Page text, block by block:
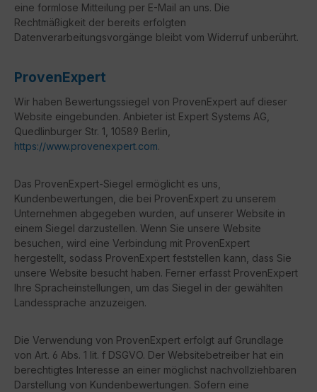
eine formlose Mitteilung per E-Mail an uns. Die
Rechtmäßigkeit der bereits erfolgten
Datenverarbeitungsvorgänge bleibt vom Widerruf unberührt.
ProvenExpert
Wir haben Bewertungssiegel von ProvenExpert auf dieser
Website eingebunden. Anbieter ist Expert Systems AG,
Quedlinburger Str. 1, 10589 Berlin,
https://www.provenexpert.com.
Das ProvenExpert-Siegel ermöglicht es uns,
Kundenbewertungen, die bei ProvenExpert zu unserem
Unternehmen abgegeben wurden, auf unserer Website in
einem Siegel darzustellen. Wenn Sie unsere Website
besuchen, wird eine Verbindung mit ProvenExpert
hergestellt, sodass ProvenExpert feststellen kann, dass Sie
unsere Website besucht haben. Ferner erfasst ProvenExpert
Ihre Spracheinstellungen, um das Siegel in der gewählten
Landessprache anzuzeigen.
Die Verwendung von ProvenExpert erfolgt auf Grundlage
von Art. 6 Abs. 1 lit. f DSGVO. Der Websitebetreiber hat ein
berechtigtes Interesse an einer möglichst nachvollziehbaren
Darstellung von Kundenbewertungen. Sofern eine